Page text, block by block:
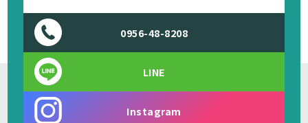
0956-48-8208
LINE
Instagram